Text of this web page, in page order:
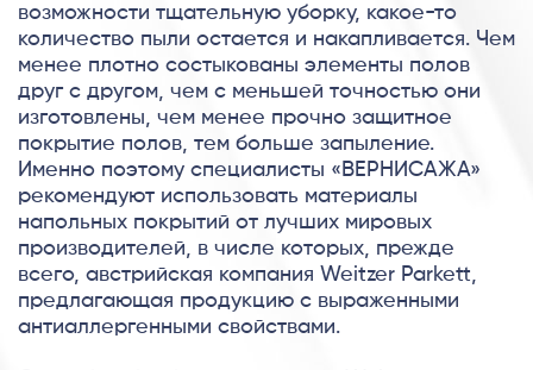
возможности тщательную уборку, какое-то
количество пыли остается и накапливается. Чем
менее плотно состыкованы элементы полов
друг с другом, чем с меньшей точностью они
изготовлены, чем менее прочно защитное
покрытие полов, тем больше запыление.
Именно поэтому специалисты «ВЕРНИСАЖА»
рекомендуют использовать материалы
напольных покрытий от лучших мировых
производителей, в числе которых, прежде
всего, австрийская компания Weitzer Parkett,
предлагающая продукцию с выраженными
антиаллергенными свойствами.